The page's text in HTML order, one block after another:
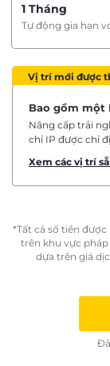
1 Tháng
Tự động gia hạn
Vị trí mới được
Bao gồm một
Nâng cấp trải
chỉ IP được chỉ
Xem các vị trí
*Tất cả số tiền
trên khu vực
dựa trên giá